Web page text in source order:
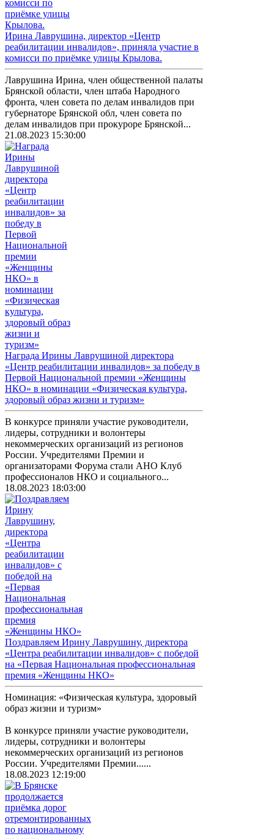
Ирина Лаврушина, директор «Центр
реабилитации инвалидов», приняла участие в
комисси по приёмке улицы Крылова.
Лаврушина Ирина, член общественной палаты
Брянской области, член штаба Народного
фронта, член совета по делам инвалидов при
губернаторе Брянской обл, член совета по
делам инвалидов при прокуроре Брянской...
21.08.2023 15:30:00
Награда Ирины Лаврушиной директора
«Центр реабилитации инвалидов» за победу в
Первой Национальной премии «Женщины
НКО» в номинации «Физическая культура,
здоровый образ жизни и туризм»
В конкурсе приняли участие руководители,
лидеры, сотрудники и волонтеры
некоммерческих организаций из регионов
России. Учредителями Премии и
организаторами Форума стали АНО Клуб
профессионалов НКО и социального...
18.08.2023 18:03:00
Поздравляем Ирину Лаврушину, директора
«Центра реабилитации инвалидов» с победой
на «Первая Национальная профессиональная
премия «Женщины НКО»
Номинация: «Физическая культура, здоровый
образ жизни и туризм»
В конкурсе приняли участие руководители,
лидеры, сотрудники и волонтеры
некоммерческих организаций из регионов
России. Учредителями Премии......
18.08.2023 12:19:00